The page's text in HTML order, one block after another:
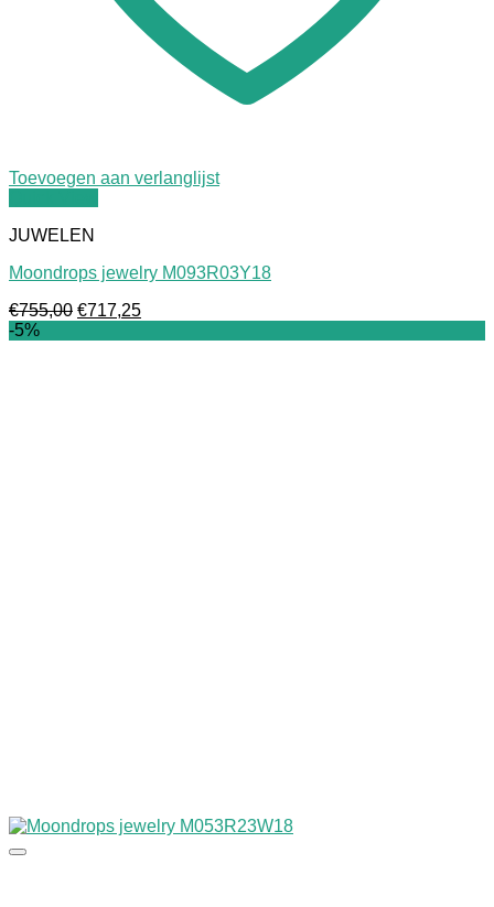
Toevoegen aan verlanglijst
JUWELEN
Moondrops jewelry M093R03Y18
€755,00 Oorspronkelijke
€717,25Huidige
-5%